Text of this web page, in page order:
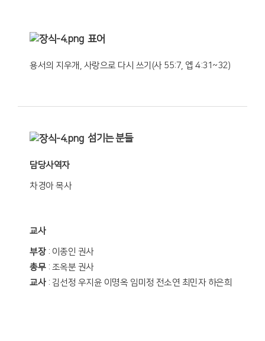
표어
용서의 지우개, 사랑으로 다시 쓰기(사 55:7, 엡 4:31~32)
섬기는 분들
담당사역자
차경아 목사
교사
부장: 이종인 권사
총무: 조옥분 권사
교사: 김선정 우지윤 이명옥 임미정 전소연 최민자 하은희